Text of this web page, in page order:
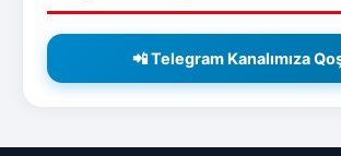
📲 Telegram Kanalımıza